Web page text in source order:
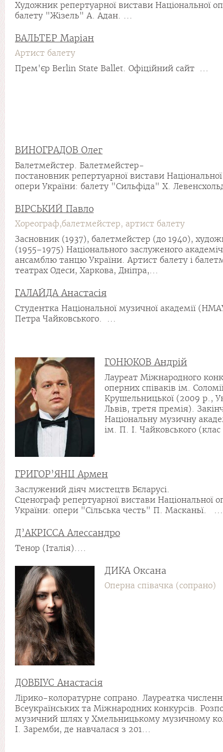
Художник репертуарної вистави Національної
балету "Жізель" А. Адан. ...
ВАЛЬТЕР Маріан
Артист балету
Прем'єр Berlin State Ballet. Офіційний сайт ...
ВИНОГРАДОВ Олег
Балетмейстер. Балетмейстер-
постановник репертуарної вистави Національної
опери України: балету "Сильфіда" Х.
ВІРСЬКИЙ Павло
Хореограф,балетмейстер, артист балету
Засновник (1937), балетмейстер (до 1940),
(1955–1975) Національного заслуженого
ансамблю танцю України. Артист балету і
театрах Одеси, Харкова, Дніпра,...
ГАЛАЙДА Анастасія
Студентка Національної музичної академії
Петра Чайковського. ...
ГОНЮКОВ Андрій
Лауреат Міжнародного
оперних співаків ім.
Крушельницької (2009 р.,
Львів, третя премія).
Національну музичну
ім. П. І. Чайковського
ГРИГОР’ЯНЦ Армен
Заслужений діяч мистецтв Бєларусі.
Cценограф репертуарної вистави Національної
України: опери "Сільська честь" П. Масканьї. ...
Д’АКРІССА Алессандро
Тенор (Італія)....
ДИКА Оксана
Оперна співачка (сопрано)
ДОВБІУС Анастасія
Лірико-колоратурне сопрано. Лауреатка
Всеукраїнських та Міжнародних конкурсів.
музичний шлях у Хмельницькому музичному
І. Заремби, де навчалася з 201...